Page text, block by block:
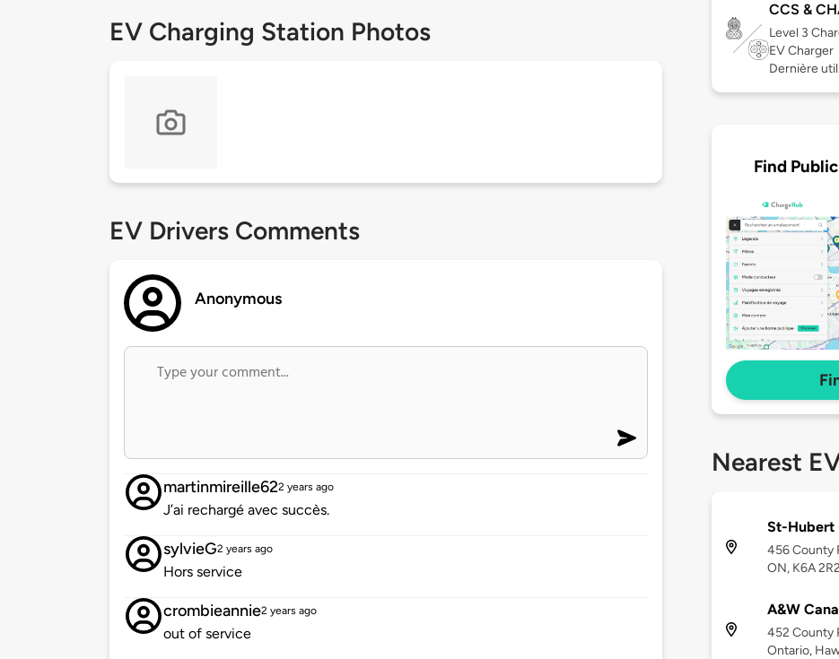
EV Charging Station Photos
EV Drivers Comments
Anonymous
martinmireille622 years ago
J’ai rechargé avec succès.
sylvieG2 years ago
Hors service
crombieannie2 years ago
out of service
CCS &
Level 3
EV Charger
Dernière
Find
Nearest
St-Hubert
456 County
ON, K6A 2R2
A&W
452 County
Ontario,